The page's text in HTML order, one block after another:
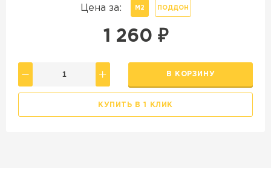
Цена за: М2 ПОДДОН
1 260 ₽
В КОРЗИНУ
КУПИТЬ В 1 КЛИК